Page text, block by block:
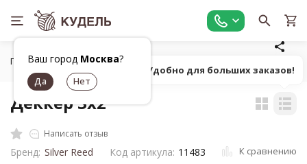
Ваш город Москва?
Главная Оборудование
Деккер 3х2
Написать отзыв
Бренд: Silver Reed Код артикула: 11483 К сравнению
Попробуй! Удобно для больших заказов!